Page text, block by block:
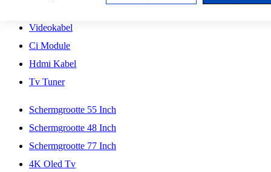
Videokabel
Ci Module
Hdmi Kabel
Tv Tuner
Schermgrootte 55 Inch
Schermgrootte 48 Inch
Schermgrootte 77 Inch
4K Oled Tv